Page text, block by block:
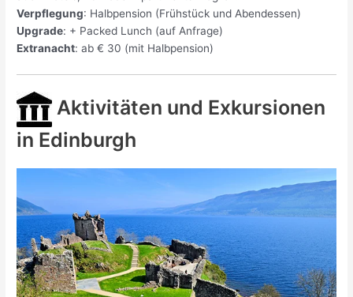
Verpflegung: Halbpension (Frühstück und Abendessen)
Upgrade: + Packed Lunch (auf Anfrage)
Extranacht: ab € 30 (mit Halbpension)
Aktivitäten und Exkursionen
in Edinburgh